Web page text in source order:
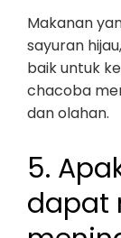
Makanan
sayuran
baik untuk
chacoba
dan olahan.
5.
dapat